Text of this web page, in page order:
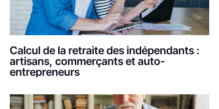
Calcul de la retraite des indépendants :
artisans, commerçants et auto-
entrepreneurs